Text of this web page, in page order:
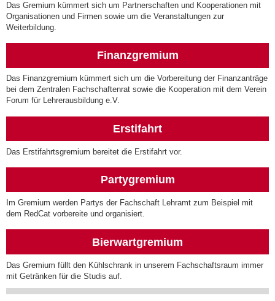
Das Gremium kümmert sich um Partnerschaften und Kooperationen mit
Organisationen und Firmen sowie um die Veranstaltungen zur
Weiterbildung.
Finanzgremium
Das Finanzgremium kümmert sich um die Vorbereitung der Finanzanträge
bei dem Zentralen Fachschaftenrat sowie die Kooperation mit dem Verein
Forum für Lehrerausbildung e.V.
Erstifahrt
Das Erstifahrtsgremium bereitet die Erstifahrt vor.
Partygremium
Im Gremium werden Partys der Fachschaft Lehramt zum Beispiel mit
dem RedCat vorbereite und organisiert.
Bierwartgremium
Das Gremium füllt den Kühlschrank in unserem Fachschaftsraum immer
mit Getränken für die Studis auf.